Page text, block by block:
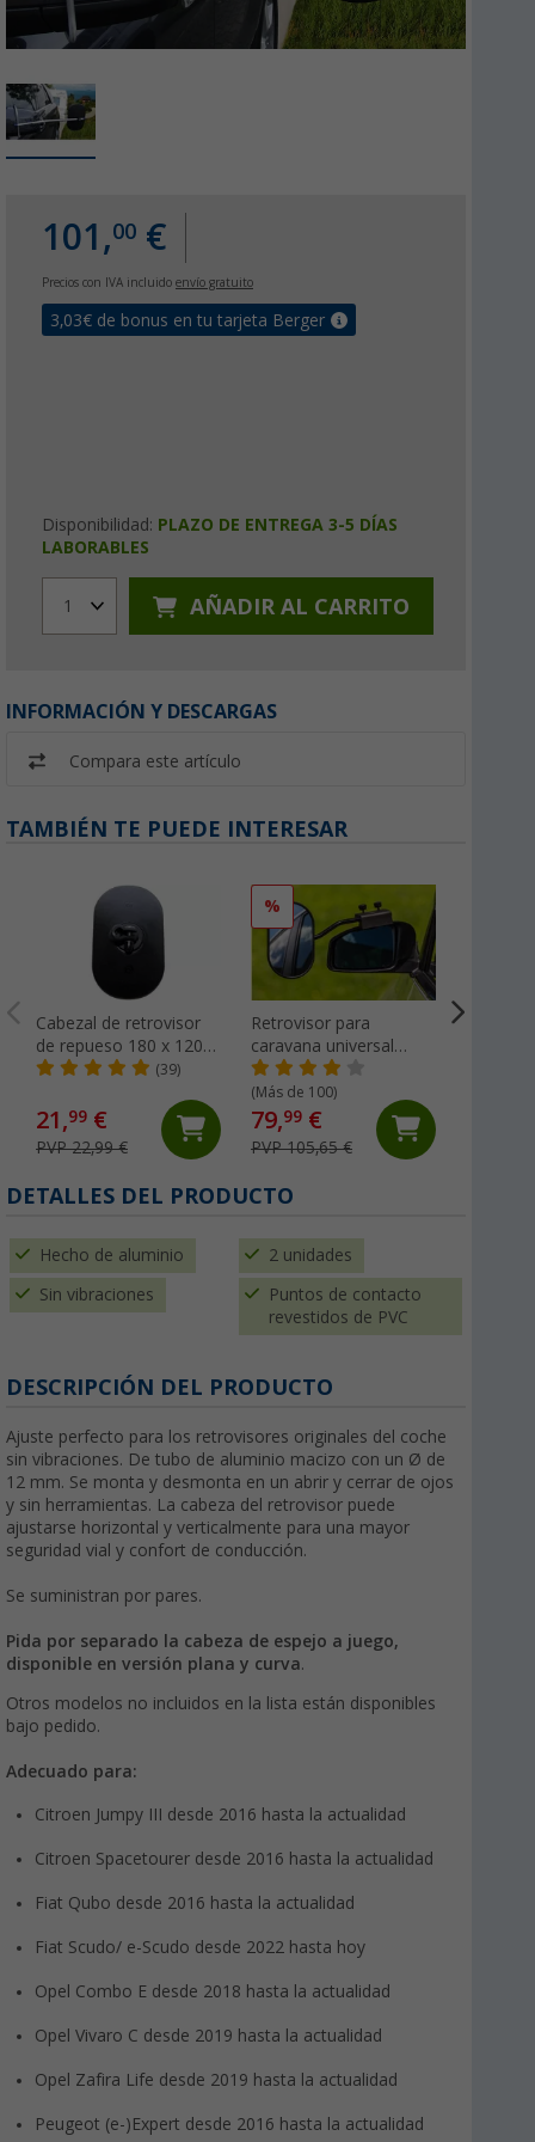
101,00 €
Precios con IVA incluido envío gratuito
3,03€ de bonus en tu tarjeta Berger
Disponibilidad: PLAZO DE ENTREGA 3-5 DÍAS
LABORABLES
1 AÑADIR AL CARRITO
INFORMACIÓN Y DESCARGAS
Compara este artículo
TAMBIÉN TE PUEDE INTERESAR
Cabezal de retrovisor
de repueso 180 x 120
mm Emuk
(39)
21,99 €
PVP 22,99 €
%
Retrovisor para
caravana universal
Universa III Emuk
(Más de 100)
79,99 €
PVP 105,65 €
DETALLES DEL PRODUCTO
Hecho de aluminio 2 unidades
Sin vibraciones
Puntos de contacto
revestidos de PVC
DESCRIPCIÓN DEL PRODUCTO
Ajuste perfecto para los retrovisores originales del coche
sin vibraciones. De tubo de aluminio macizo con un Ø de
12 mm. Se monta y desmonta en un abrir y cerrar de ojos
y sin herramientas. La cabeza del retrovisor puede
ajustarse horizontal y verticalmente para una mayor
seguridad vial y confort de conducción.
Se suministran por pares.
Pida por separado la cabeza de espejo a juego,
disponible en versión plana y curva.
Otros modelos no incluidos en la lista están disponibles
bajo pedido.
Adecuado para:
Citroen Jumpy III desde 2016 hasta la actualidad
Citroen Spacetourer desde 2016 hasta la actualidad
Fiat Qubo desde 2016 hasta la actualidad
Fiat Scudo/ e-Scudo desde 2022 hasta hoy
Opel Combo E desde 2018 hasta la actualidad
Opel Vivaro C desde 2019 hasta la actualidad
Opel Zafira Life desde 2019 hasta la actualidad
Peugeot (e-)Expert desde 2016 hasta la actualidad